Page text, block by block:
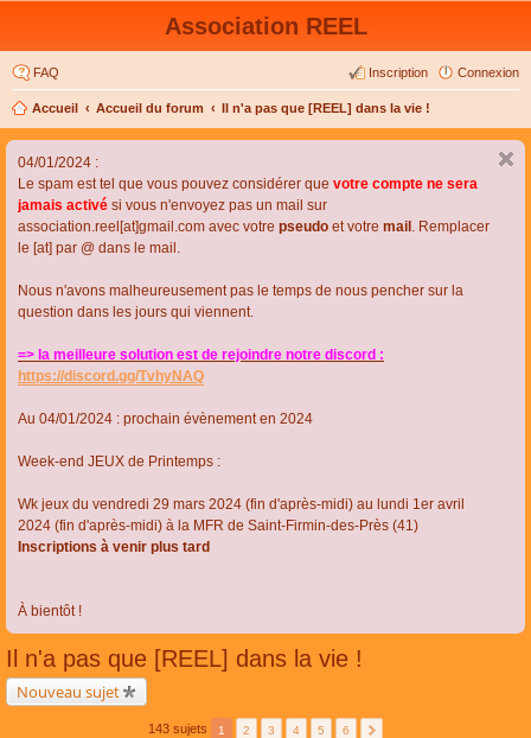
Association REEL
FAQ Connexion
Inscription
Accueil Accueil du forum Il n'a pas que [REEL] dans la vie !
04/01/2024 :
Le spam est tel que vous pouvez considérer que votre compte ne sera
jamais activé si vous n'envoyez pas un mail sur
association.reel[at]gmail.com avec votre pseudo et votre mail . Remplacer
le [at] par @ dans le mail.
Nous n'avons malheureusement pas le temps de nous pencher sur la
question dans les jours qui viennent.
=> la meilleure solution est de rejoindre notre discord :
https://discord.gg/TvhyNAQ
Au 04/01/2024 : prochain évènement en 2024
Week-end JEUX de Printemps :
Wk jeux du vendredi 29 mars 2024 (fin d'après-midi) au lundi 1er avril
2024 (fin d'après-midi) à la MFR de Saint-Firmin-des-Près (41)
Inscriptions à venir plus tard
À bientôt !
Il n'a pas que [REEL] dans la vie !
Nouveau sujet
143 sujets 1 2 3 4 5 6